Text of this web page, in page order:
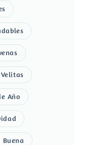
Año
Buena